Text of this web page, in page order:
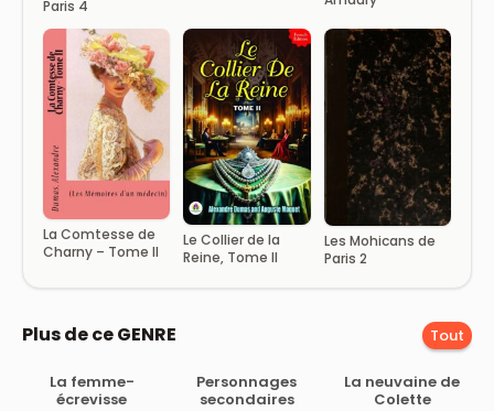
Paris 4
La Comtesse de
Charny – Tome II
Le Collier de la
Reine, Tome II
Les Mohicans de
Paris 2
Plus de ce GENRE Tout
La femme-
écrevisse
Personnages
secondaires
La neuvaine de
Colette